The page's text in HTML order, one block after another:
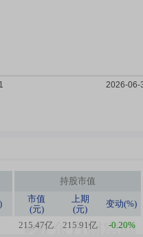
持股市值
市值
(元)
上期
(元)
变动(%)
215.47亿 215.91亿 -0.20%